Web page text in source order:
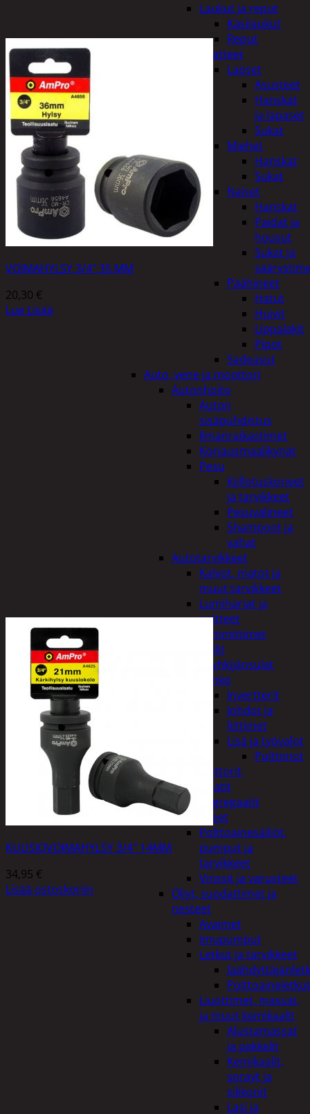
Laukut ja reput
Käsilaukut
Reput
Vaatteet
Lapset
Asusteet
Hanskat
ja lapaset
Sukat
Miehet
Hanskat
Sukat
Naiset
Hanskat
Paidat ja
housut
Sukat ja
Päähineet
Hatut
Huivit
Lippalakit
Pipot
Sadeasut
Auto, vene ja moottori
Autonhoito
Auton
sisäpuhdistus
Ilmanraikastimet
Korjausmaalikynät
Pesu
Kiillotuskoneet
ja tarvikkeet
Pesuvälineet
Shampoot ja
vahat
Autotarvikkeet
Kalvot, matot ja
muut tarvikkeet
Lumiharjat ja
peitteet
Lämmittimet
Peilit
Pyyhkijänsulat
Sähkö
Invertterit
Johdot ja
liittimet
Lisä ja työvalot
Polttimot
Irtomoottorit,
aggregaatit
Aggregaatit
Lisälaitteet
Polttoainesäiliöt,
pumput ja
tarvikkeet
Vinssit ja varusteet
Öljyt, suodattimet ja
nesteet
Avaimet
Imupumput
Letkut ja tarvikkeet
Polttoaineletkut
Liuottimet, massat,
ja muut kemikaalit
Alustamassat
ja pakkelit
Kemikaalit,
sprayt ja
silikonit
Lasi ja
VOIMAHYLSY 3/4″ 35 MM
20,30 €
Lue Lisää
KUUSIOVOIMAHYLSY 3/4″ 14MM
34,95 €
Lisää ostoskoriin